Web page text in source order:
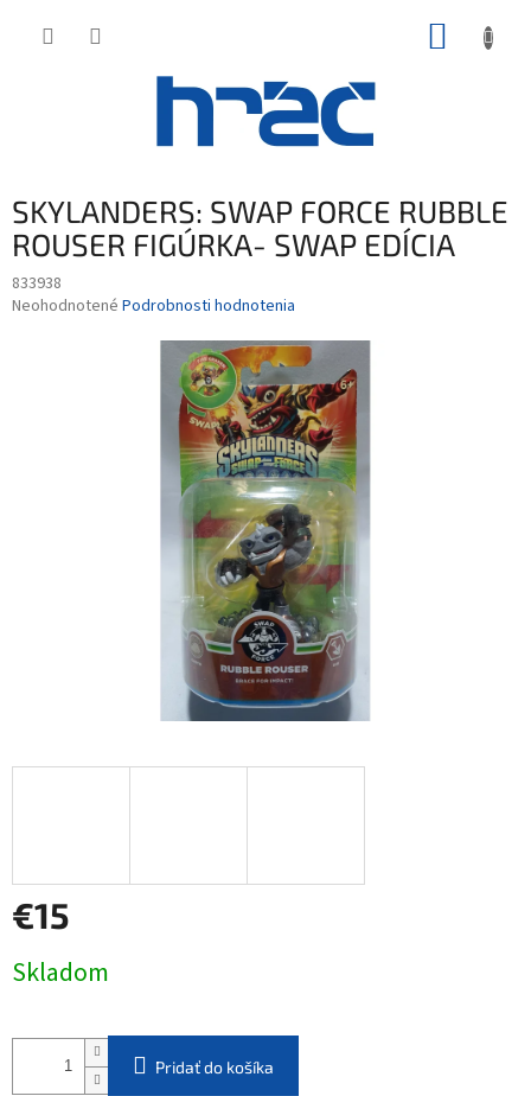
SKYLANDERS: SWAP FORCE RUBBLE
ROUSER FIGÚRKA- SWAP EDÍCIA
833938
Priemerné
Neohodnotené Podrobnosti hodnotenia
€15
cena:
Skladom
Pridať do košíka